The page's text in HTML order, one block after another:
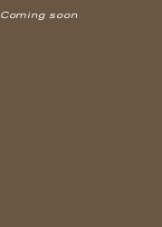
Coming soon